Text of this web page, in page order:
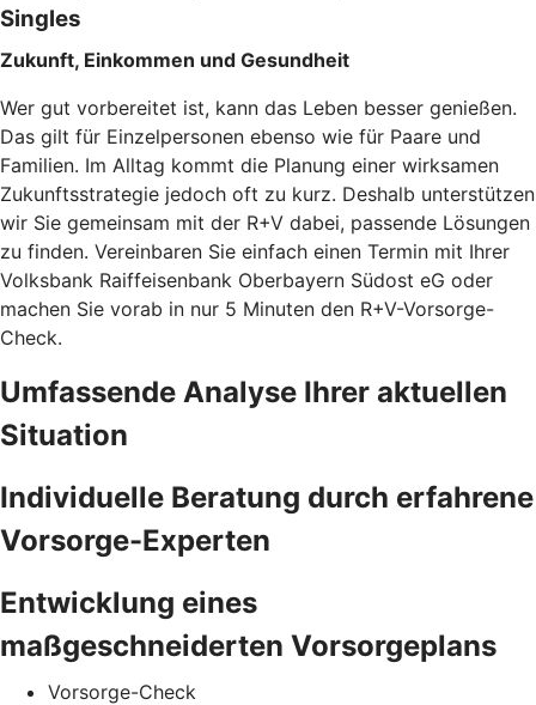
Singles
Zukunft, Einkommen und Gesundheit
Wer gut vorbereitet ist, kann das Leben besser genießen.
Das gilt für Einzelpersonen ebenso wie für Paare und
Familien. Im Alltag kommt die Planung einer wirksamen
Zukunftsstrategie jedoch oft zu kurz. Deshalb unterstützen
wir Sie gemeinsam mit der R+V dabei, passende Lösungen
zu finden. Vereinbaren Sie einfach einen Termin mit Ihrer
Volksbank Raiffeisenbank Oberbayern Südost eG oder
machen Sie vorab in nur 5 Minuten den R+V-Vorsorge-
Check.
Umfassende Analyse Ihrer aktuellen
Situation
Individuelle Beratung durch erfahrene
Vorsorge-Experten
Entwicklung eines
maßgeschneiderten Vorsorgeplans
Vorsorge-Check